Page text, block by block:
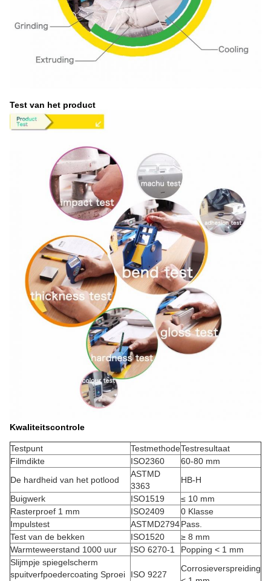
Test van het product
Kwaliteitscontrole
Testpunt TestmethodeTestresultaat
Filmdikte
ISO2360
60-80 mm
De hardheid van het potlood
ASTMD
3363
HB-H
Buigwerk
ISO1519
≤ 10 mm
Rasterproef 1 mm
ISO2409
0 Klasse
Impulstest
ASTMD2794Pass.
Test van de bekken
ISO1520
≥ 8 mm
Warmteweerstand 1000 uur
ISO 6270-1
Popping < 1 mm
Slijmpje spiegelscherm
spuitverfpoedercoating Sproei
ISO 9227
Corrosieverspreiding